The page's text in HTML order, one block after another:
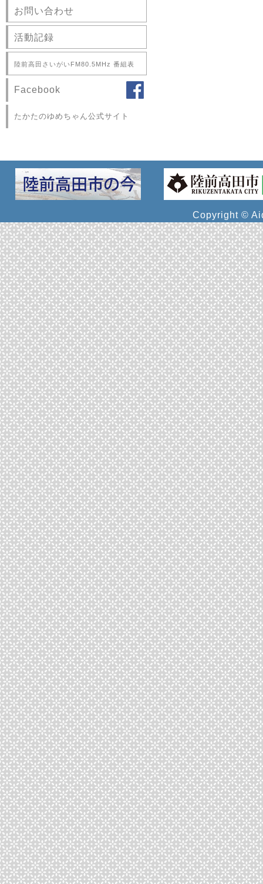
お問い合わせ
活動記録
陸前高田さいがいFM80.5MHz 番組表
Facebook
たかたのゆめちゃん公式サイト
Copyright ©